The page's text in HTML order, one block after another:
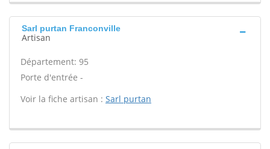
Sarl purtan Franconville
Artisan
Département: 95
Porte d'entrée -
Voir la fiche artisan : Sarl purtan